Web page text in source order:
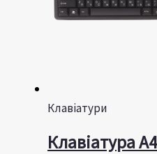
Клавіатури
Клавіатура